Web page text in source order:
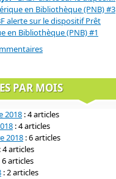
en Bibliothèque (PNB) #3
alerte sur le dispositif Prêt
en Bibliothèque (PNB) #1
PAR MOIS
2018 : 4 articles
: 4 articles
2018 : 6 articles
: 4 articles
6 articles
: 2 articles